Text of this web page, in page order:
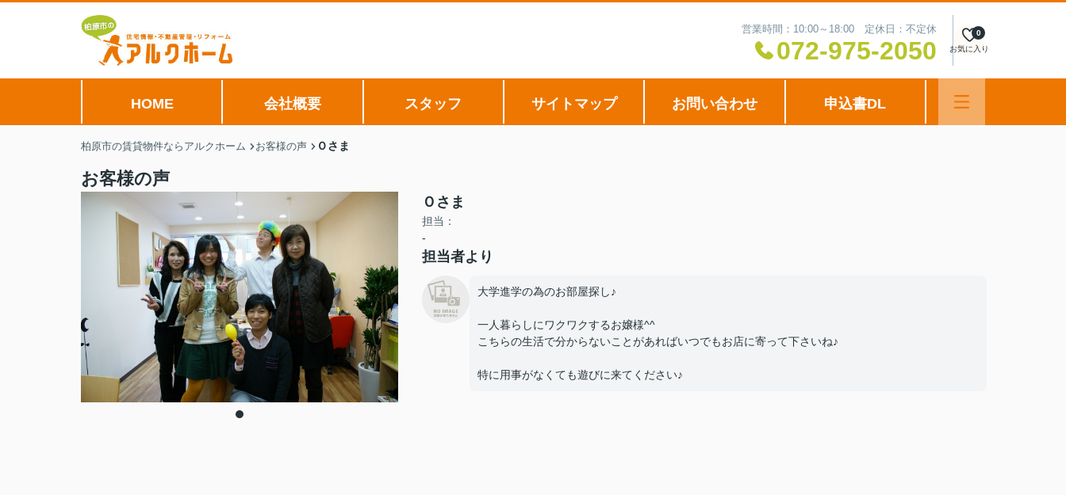
営業時間：10:00～18:00 定休日：不定休
072-975-2050 お気に入り
0
HOME 会社概要 スタッフ サイトマップ お問い合わせ 申込書DL
柏原市の賃貸物件ならアルクホーム お客様の声 Ｏさま
お客様の声
Ｏさま
担当：
-
担当者より
大学進学の為のお部屋探し♪
一人暮らしにワクワクするお嬢様^^
こちらの生活で分からないことがあればいつでもお店に寄って下さいね♪
特に用事がなくても遊びに来てください♪